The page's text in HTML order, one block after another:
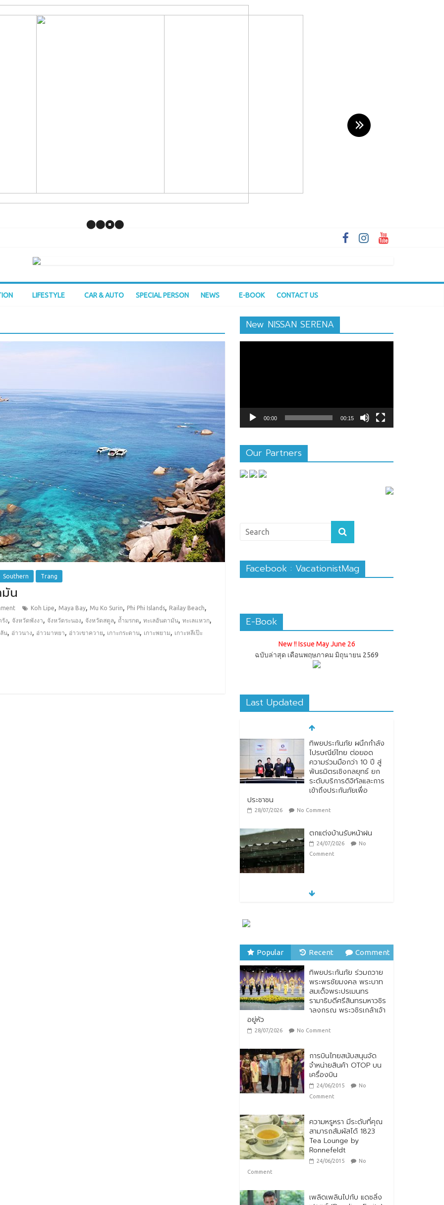
LIFESTYLE CAR & AUTO SPECIAL PERSON NEWS E-BOOK CONTACT US
Southern Trang
น
Koh Lipe, Maya Bay, Mu Ko Surin, Phi Phi Islands, Railay Beach,
ง, จังหวัดพังงา, จังหวัดระนอง, จังหวัดสตูล, ถ้ำมรกต, ทะเลอันดามัน, ทะเลแหวก,
น, อ่าวนาง, อ่าวมาหยา, อ่าวเขาควาย, เกาะกระดาน, เกาะพยาม, เกาะหลีเป๊ะ
New NISSAN SERENA
00:00 00:15
Our Partners
Facebook : VacationistMag
E-Book
New !! Issue May June 26
ฉบับล่าสุด เดือนพฤษภาคม มิถุนายน 2569
Last Updated
ทิพยประกันภัย ผนึกกำลัง
ไปรษณีย์ไทย ต่อยอด
ความร่วมมือกว่า 10 ปี สู่
พันธมิตรเชิงกลยุทธ์ ยก
ระดับบริการดิจิทัลและการ
เข้าถึงประกันภัยเพื่อ
ประชาชน
28/07/2026 No Comment
ตกแต่งบ้านรับหน้าฝน
24/07/2026
No
Comment
“รมว.ซาบีดา” แถลงข่าว
สัญลักษณ์ “Thailand Best Local Food”
ทิพยประกันภัย ร่วมถวาย
พระพรชัยมงคล พระบาท
สมเด็จพระปรเมนทร
รามาธิบดีศรีสินทรมหาวชิร
อยู่หัว
Popular Recent Comment
ทิพยประกันภัย ร่วมถวาย
พระพรชัยมงคล พระบาท
สมเด็จพระปรเมนทร
รามาธิบดีศรีสินทรมหาวชิร
าลงกรณ พระวชิรเกล้าเจ้า
อยู่หัว
28/07/2026 No Comment
การบินไทยสนับสนุนจัด
จำหน่ายสินค้า OTOP บน
เครื่องบิน
24/06/2015
No
Comment
ความหรูหรา มีระดับที่คุณ
สามารถสัมผัสได้ 1823
Tea Lounge by
Ronnefeldt
24/06/2015
No
Comment
เพลิดเพลินไปกับ แดซลิ่ง